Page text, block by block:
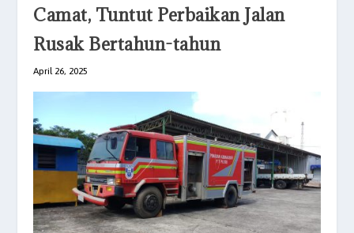
Camat, Tuntut Perbaikan Jalan
Rusak Bertahun-tahun
April 26, 2025